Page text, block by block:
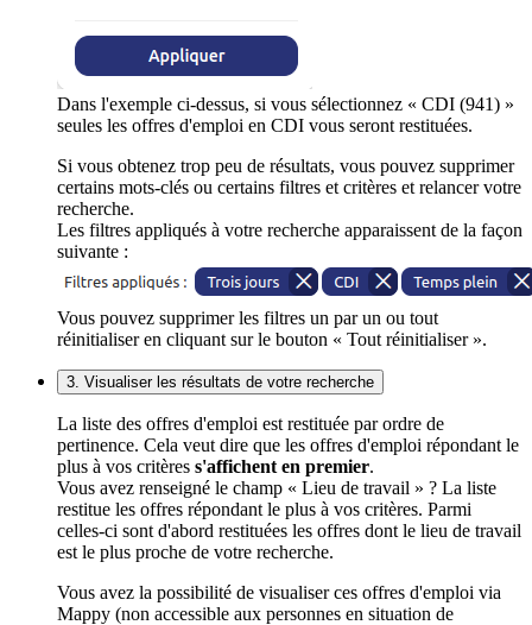
Dans l'exemple ci-dessus, si vous sélectionnez « CDI (941) »
seules les offres d'emploi en CDI vous seront restituées.
Si vous obtenez trop peu de résultats, vous pouvez supprimer
certains mots-clés ou certains filtres et critères et relancer votre
recherche.
Les filtres appliqués à votre recherche apparaissent de la façon
suivante :
Vous pouvez supprimer les filtres un par un ou tout
réinitialiser en cliquant sur le bouton « Tout réinitialiser ».
3. Visualiser les résultats de votre recherche
La liste des offres d'emploi est restituée par ordre de
pertinence. Cela veut dire que les offres d'emploi répondant le
plus à vos critères s'affichent en premier.
Vous avez renseigné le champ « Lieu de travail » ? La liste
restitue les offres répondant le plus à vos critères. Parmi
celles-ci sont d'abord restituées les offres dont le lieu de travail
est le plus proche de votre recherche.
Vous avez la possibilité de visualiser ces offres d'emploi via
Mappy (non accessible aux personnes en situation de